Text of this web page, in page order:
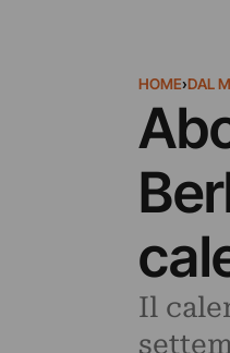
HOME›DAL
Il